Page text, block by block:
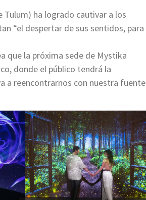
Tulum) ha logrado cautivar a los
“el despertar de sus sentidos, para
que la próxima sede de Mystika
donde el público tendrá la
a reencontrarnos con nuestra fuente